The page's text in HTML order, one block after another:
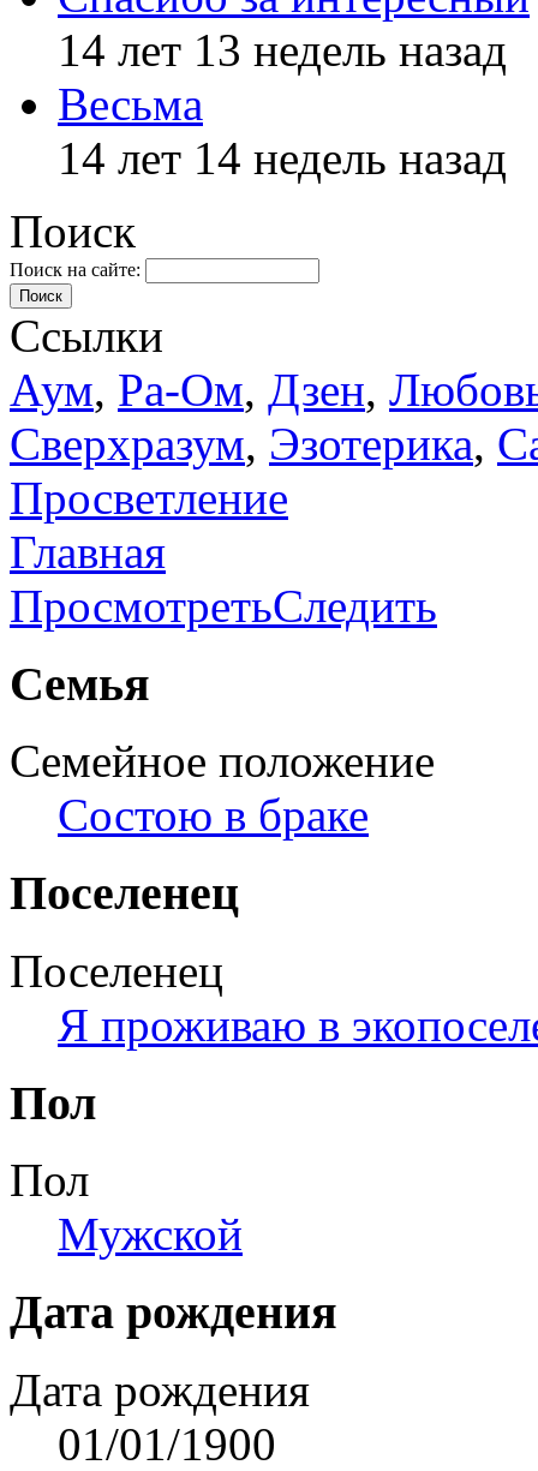
14 лет 13 недель назад
Весьма
14 лет 14 недель назад
Поиск
Поиск на сайте:
Поиск
Ссылки
Аум, Ра-Ом, Дзен,
Сверхразум, Эзотерика,
Просветление
Главная
ПросмотретьСледить
Семья
Семейное положение
Состою в браке
Поселенец
Поселенец
Я проживаю в
Пол
Пол
Мужской
Дата рождения
Дата рождения
01/01/1900